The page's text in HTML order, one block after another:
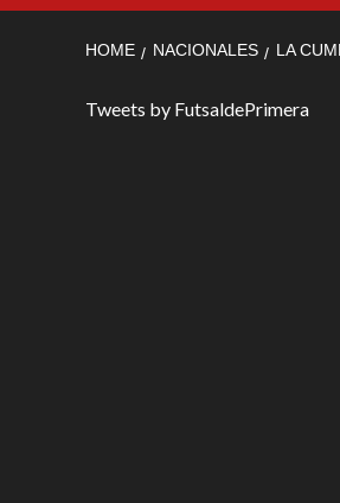
HOME NACIONALES LA
Tweets by FutsaldePrimera